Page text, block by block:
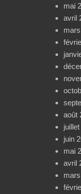
mai
avril
août
juin
mai
avril